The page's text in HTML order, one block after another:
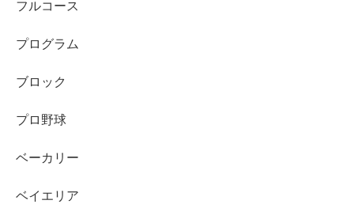
フルコース
プログラム
ブロック
プロ野球
ベーカリー
ベイエリア